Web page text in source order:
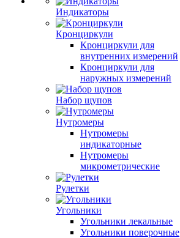
Индикаторы
Кронциркули
Кронциркули для
внутренних измерений
Кронциркули для
наружных измерений
Набор щупов
Нутромеры
Нутромеры
индикаторные
Нутромеры
микрометрические
Рулетки
Угольники
Угольники лекальные
Угольники поверочные